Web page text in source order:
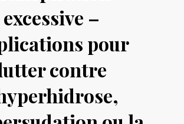
excessive –
pour
contre